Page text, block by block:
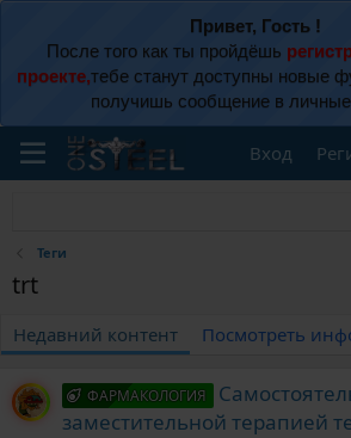
Привет, Гость !
После того как ты пройдёшь
проекте,тебе станут доступны новые
получишь сообщение в личные
Вход
Теги
trt
Недавний контент Посмотреть
ФАРМАКОЛОГИЯ
заместительной терапией